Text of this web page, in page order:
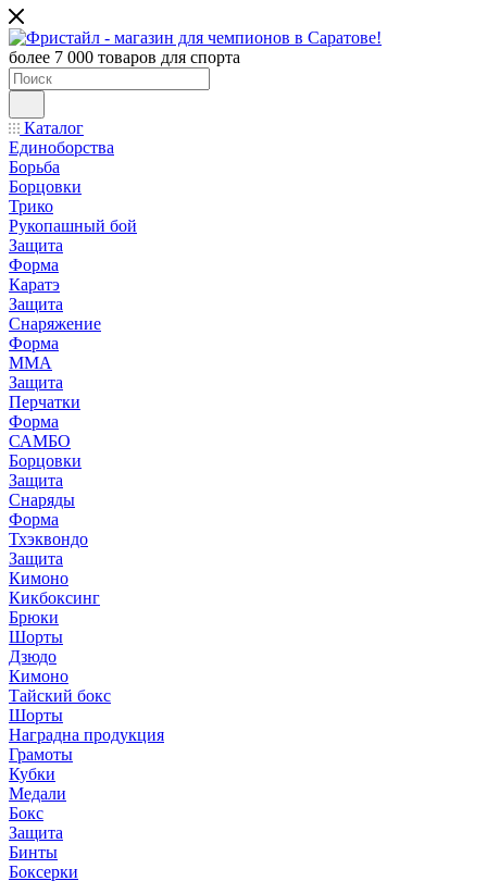
более 7 000 товаров для спорта
Каталог
Единоборства
Борьба
Борцовки
Трико
Рукопашный бой
Защита
Форма
Каратэ
Защита
Снаряжение
Форма
ММА
Защита
Перчатки
Форма
САМБО
Борцовки
Защита
Снаряды
Форма
Тхэквондо
Защита
Кимоно
Кикбоксинг
Брюки
Шорты
Дзюдо
Кимоно
Тайский бокс
Шорты
Наградна продукция
Грамоты
Кубки
Медали
Бокс
Защита
Бинты
Боксерки